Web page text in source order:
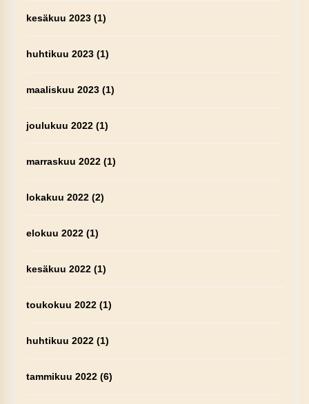
kesäkuu 2023(1)
huhtikuu 2023(1)
maaliskuu 2023(1)
joulukuu 2022(1)
marraskuu 2022(1)
lokakuu 2022(2)
elokuu 2022(1)
kesäkuu 2022(1)
toukokuu 2022(1)
huhtikuu 2022(1)
tammikuu 2022(6)